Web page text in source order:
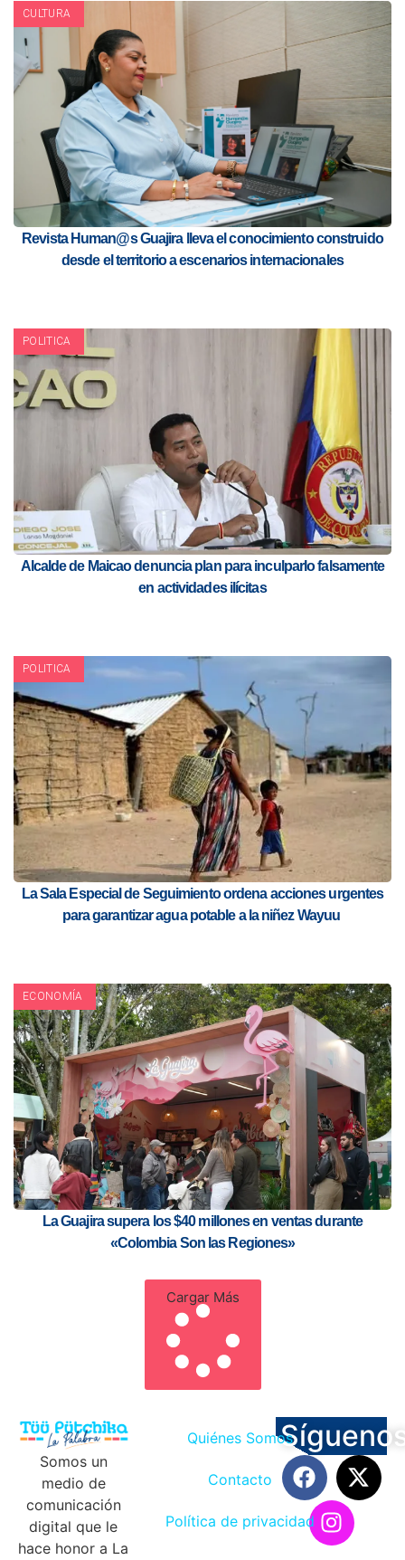
CULTURA
Revista Human@s Guajira lleva el conocimiento construido
desde el territorio a escenarios internacionales
POLITICA
Alcalde de Maicao denuncia plan para inculparlo falsamente
en actividades ilícitas
POLITICA
La Sala Especial de Seguimiento ordena acciones urgentes
para garantizar agua potable a la niñez Wayuu
ECONOMÍA
La Guajira supera los $40 millones en ventas durante
«Colombia Son las Regiones»
Cargar Más
Somos un
medio de
comunicación
digital que le
hace honor a La
Quiénes Somos
Contacto
Política de privacidad